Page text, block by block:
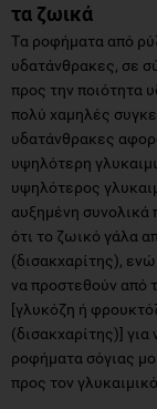
προς την ποιότητα
πολύ χαμηλές
υδατάνθρακες
υψηλότερη
υψηλότερος
αυξημένη συνολικά
ότι το ζωικό γάλα
(δισακχαρίτης),
να προστεθούν από
[γλυκόζη ή
(δισακχαρίτης)]
ροφήματα σόγιας
προς τον
Μικρότερη
συστατικά